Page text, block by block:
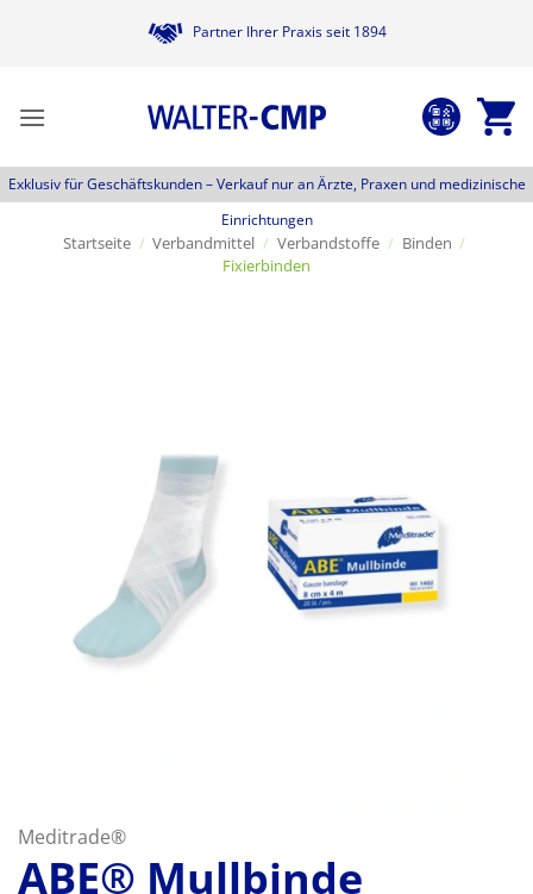
Partner Ihrer Praxis seit 1894
Exklusiv für Geschäftskunden –Verkauf nur an Ärzte, Praxen und medizinische
Einrichtungen
Startseite / Verbandmittel / Verbandstoffe / Binden /
Fixierbinden
Meditrade®
ABE® Mullbinde